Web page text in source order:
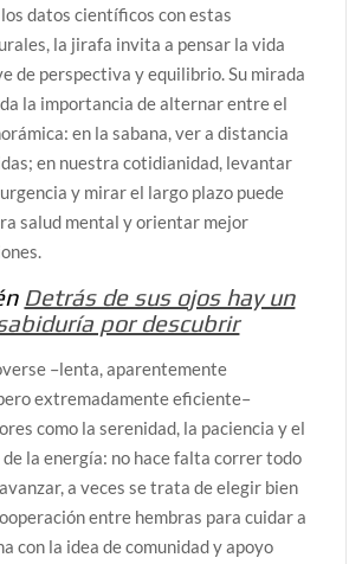
datos científicos con estas
la jirafa invita a pensar la vida
de perspectiva y equilibrio. Su mirada
la importancia de alternar entre el
en la sabana, ver a distancia
en nuestra cotidianidad, levantar
y mirar el largo plazo puede
salud mental y orientar mejor
Detrás de sus ojos hay un
por descubrir
–lenta, aparentemente
extremadamente eficiente–
como la serenidad, la paciencia y el
la energía: no hace falta correr todo
a veces se trata de elegir bien
entre hembras para cuidar a
con la idea de comunidad y apoyo